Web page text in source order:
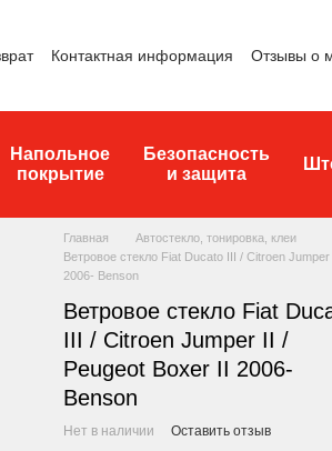
Контактная информация Отзывы о
Напольное
покрытие
Безопасность
и защита
Главная
Автостекло, тонировка, клеи
Ветровое стекло Fiat Ducato III / Citroen
2006- Benson
Ветровое стекло Fiat
III / Citroen Jumper II /
Peugeot Boxer II 2006-
Benson
Нет в наличии Оставить отзыв